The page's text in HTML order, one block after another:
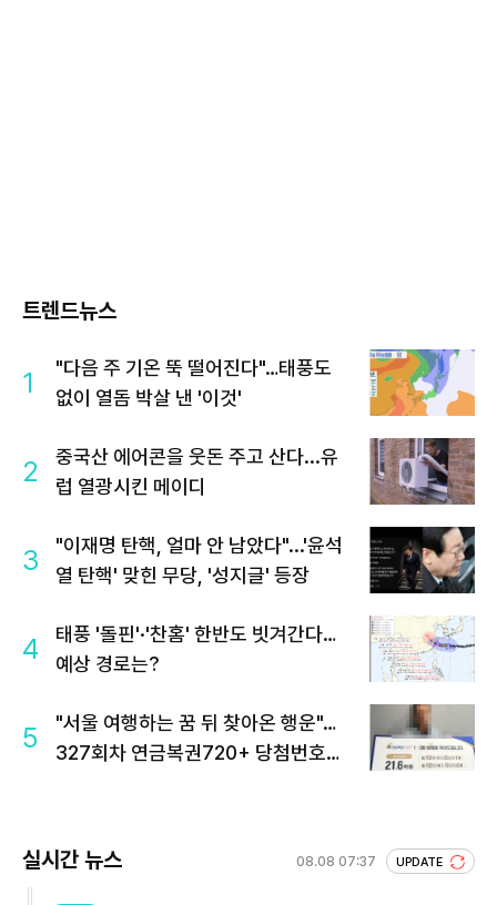
트렌드뉴스
1
"다음 주 기온 뚝 떨어진다"…태풍도
없이 열돔 박살 낸 '이것'
2
중국산 에어콘을 웃돈 주고 산다...유
럽 열광시킨 메이디
3
"이재명 탄핵, 얼마 안 남았다"...'윤석
열 탄핵' 맞힌 무당, '성지글' 등장
4
태풍 '돌핀'·'찬홈' 한반도 빗겨간다…
예상 경로는?
5
"서울 여행하는 꿈 뒤 찾아온 행운"…
327회차 연금복권720+ 당첨번호조
실시간 뉴스 08.08 07:37 UPDATE